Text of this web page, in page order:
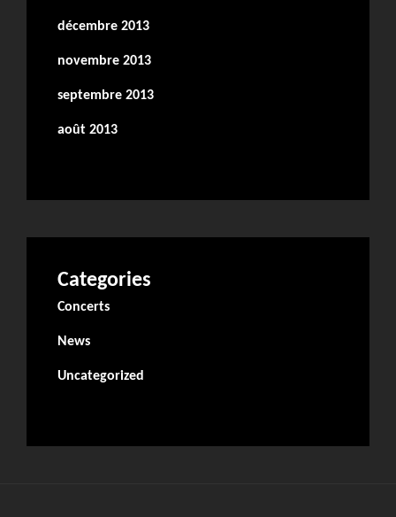
décembre 2013
novembre 2013
septembre 2013
août 2013
Categories
Concerts
News
Uncategorized